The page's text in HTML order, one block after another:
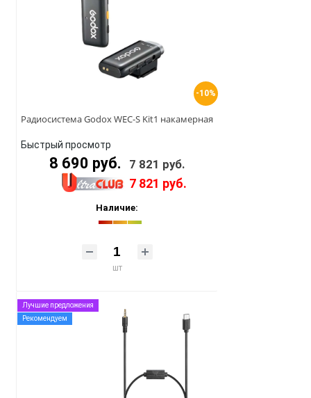
-10%
Радиосистема Godox WEC-S Kit1 накамерная
Быстрый просмотр
8 690 руб. 7 821 руб.
7 821 руб.
Наличие:
шт
Лучшие предложения
Рекомендуем